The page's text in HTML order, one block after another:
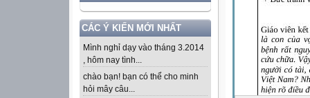
CÁC Ý KIẾN MỚI NHẤT
Mình nghỉ dạy vào tháng 3.2014
, hôm nay tình...
chào bạn! bạn có thể cho minh
hỏi mây câu...